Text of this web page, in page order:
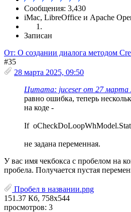
Сообщения: 3,430
iMac, LibreOffice и Apache
Записан
От: О создании диалога методом
#35
28 марта 2025, 09:50
Цитата: juceser от 27 марта
равно ошибка, теперь
на коде -
If
не задана переменная.
У вас имя чекбокса с пробелом на
пробела. Получается пустая
Пробел в названии.png
151.37 Кб, 758x544
просмотров: 3